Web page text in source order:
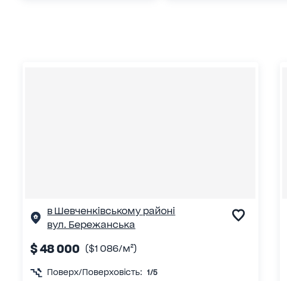
в Шевченківському районі
вул. Бережанська
$ 48 000 ($1 086/м²)
Поверх/Поверховість: 1/5